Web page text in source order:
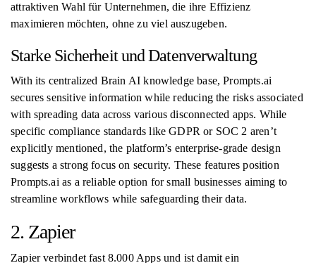
attraktiven Wahl für Unternehmen, die ihre Effizienz
maximieren möchten, ohne zu viel auszugeben.
Starke Sicherheit und Datenverwaltung
With its centralized Brain AI knowledge base, Prompts.ai
secures sensitive information while reducing the risks associated
with spreading data across various disconnected apps. While
specific compliance standards like GDPR or SOC 2 aren’t
explicitly mentioned, the platform’s enterprise-grade design
suggests a strong focus on security. These features position
Prompts.ai as a reliable option for small businesses aiming to
streamline workflows while safeguarding their data.
2. Zapier
Zapier verbindet fast 8.000 Apps und ist damit ein